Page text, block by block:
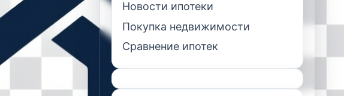
Новости ипотеки
Покупка недвижимости
Сравнение ипотек